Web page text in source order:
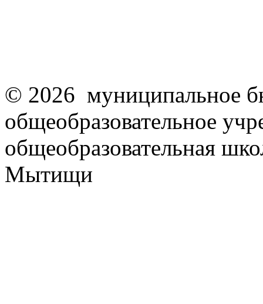
© 2026 муниципальное
общеобразовательное
общеобразовательная
Мытищи